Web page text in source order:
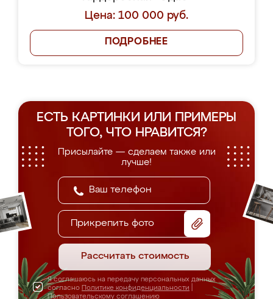
Цена: 100 000 руб.
ПОДРОБНЕЕ
ЕСТЬ КАРТИНКИ ИЛИ ПРИМЕРЫ
ТОГО, ЧТО НРАВИТСЯ?
Присылайте — сделаем также или
лучше!
Прикрепить фото
Рассчитать стоимость
Я соглашаюсь на передачу персональных данных
согласно Политике конфиденциальности
Пользовательскому соглашению